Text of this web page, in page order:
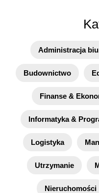
Administracja
Budownictwo
Finanse &
Informatyka &
Logistyka
Utrzymanie
Nieruchomości